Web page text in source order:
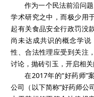
作为一个民法前沿问
学术研究之中，而极少用
起有关食品安全行政罚没
尚未达成共识的概念学
性、合法性理应受到关注
讨论，抛砖引玉，开启相关
在2017年的“好药师”
公司（以下简称“好药师公